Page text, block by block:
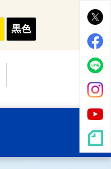
黒色